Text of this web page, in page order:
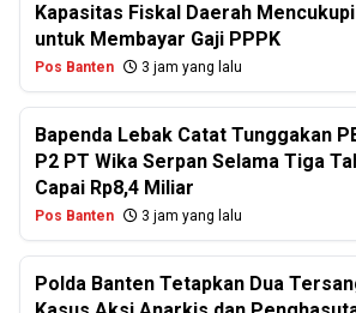
Kapasitas Fiskal Daerah Mencukupi
untuk Membayar Gaji PPPK
Pos Banten 3 jam yang lalu
Bapenda Lebak Catat Tunggakan
P2 PT Wika Serpan Selama Tiga
Capai Rp8,4 Miliar
Pos Banten 3 jam yang lalu
Polda Banten Tetapkan Dua